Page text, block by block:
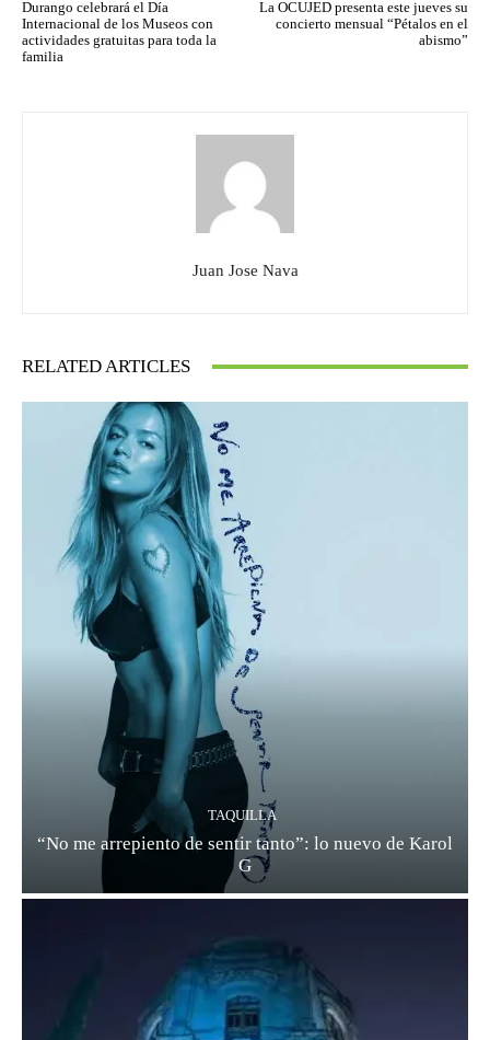
Durango celebrará el Día
Internacional de los Museos con
actividades gratuitas para toda la
familia
La OCUJED presenta este jueves su
concierto mensual “Pétalos en el
abismo”
Juan Jose Nava
RELATED ARTICLES
TAQUILLA
“No me arrepiento de sentir tanto”: lo nuevo de Karol
G